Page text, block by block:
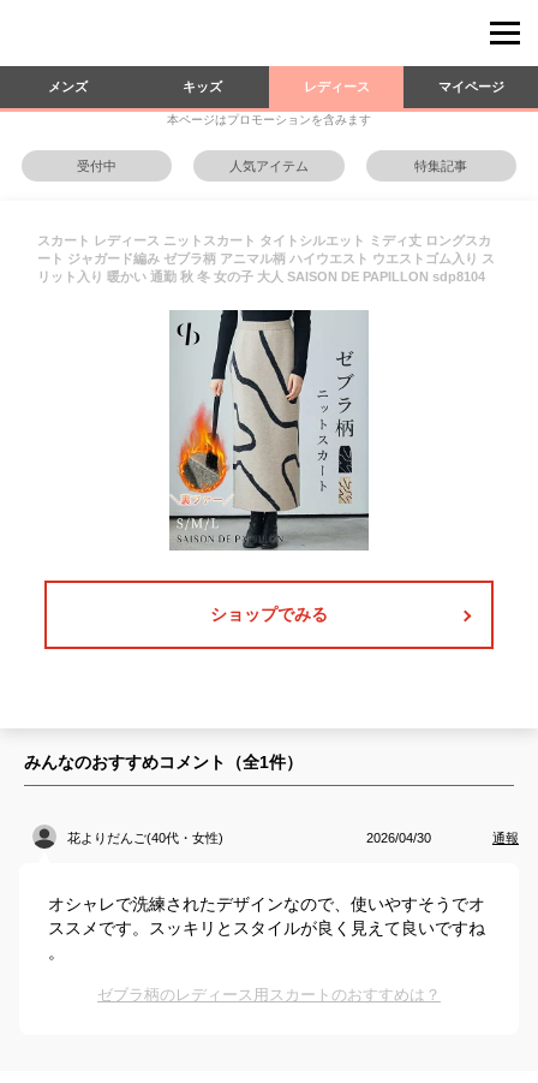
メンズ キッズ レディース マイページ
本ページはプロモーションを含みます
受付中 人気アイテム 特集記事
スカート レディース ニットスカート タイトシルエット ミディ丈 ロングスカ
ート ジャガード編み ゼブラ柄 アニマル柄 ハイウエスト ウエストゴム入り ス
リット入り 暖かい 通勤 秋 冬 女の子 大人 SAISON DE PAPILLON sdp8104
ショップでみる
みんなのおすすめコメント（全1件）
花よりだんご(40代・女性) 2026/04/30 通報
オシャレで洗練されたデザインなので、使いやすそうでオ
ススメです。スッキリとスタイルが良く見えて良いですね
。
ゼブラ柄のレディース用スカートのおすすめは？